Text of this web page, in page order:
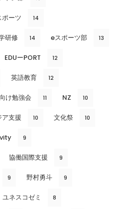
ーツ 14
研修 14 eスポーツ部 13
EDUーPORT 12
英語教育 12
け勉強会 11 NZ 10
ア支援 10 文化祭 10
9
協働国際支援 9
9 野村勇斗 9
ユネスコゼミ 8